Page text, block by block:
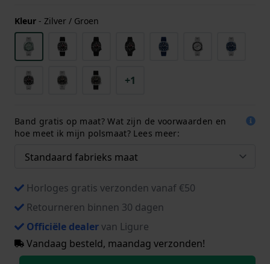
Kleur - Zilver / Groen
+1
Band gratis op maat? Wat zijn de voorwaarden en
hoe meet ik mijn polsmaat? Lees meer:
Horloges gratis verzonden vanaf €50
Retourneren binnen 30 dagen
Officiële dealervan Ligure
Vandaag besteld, maandag verzonden!